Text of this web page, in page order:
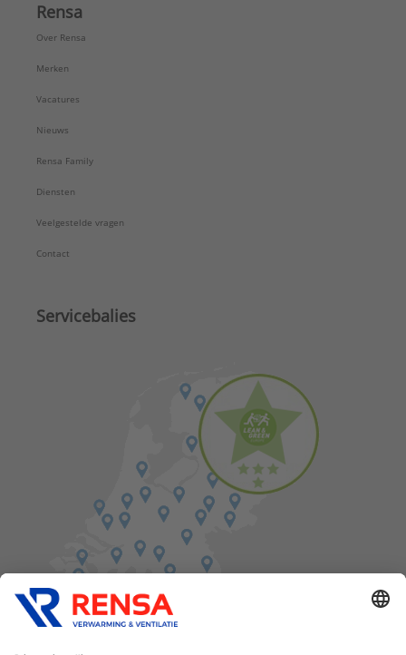
Rensa
Over Rensa
Merken
Vacatures
Nieuws
Rensa Family
Diensten
Veelgestelde vragen
Contact
Servicebalies